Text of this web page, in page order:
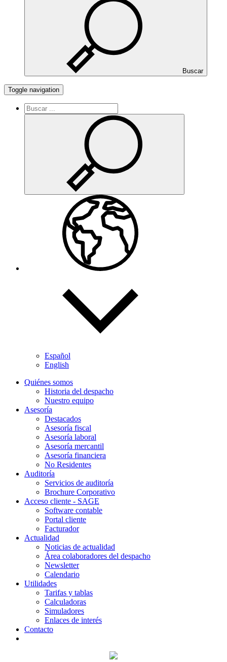
Buscar
Toggle navigation
Español
English
Quiénes somos
Historia del despacho
Nuestro equipo
Asesoría
Destacados
Asesoría fiscal
Asesoría laboral
Asesoría mercantil
Asesoría financiera
No Residentes
Auditoría
Servicios de auditoría
Brochure Corporativo
Acceso cliente - SAGE
Software contable
Portal cliente
Facturador
Actualidad
Noticias de actualidad
Área colaboradores del despacho
Newsletter
Calendario
Utilidades
Tarifas y tablas
Calculadoras
Simuladores
Enlaces de interés
Contacto